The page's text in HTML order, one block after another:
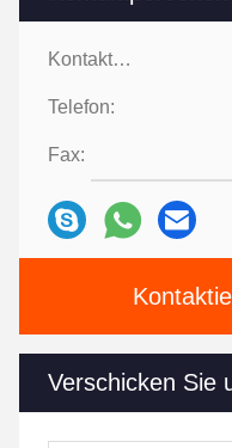
Kontaktpersonen:
Telefon:
Fax:
Verschicken Sie